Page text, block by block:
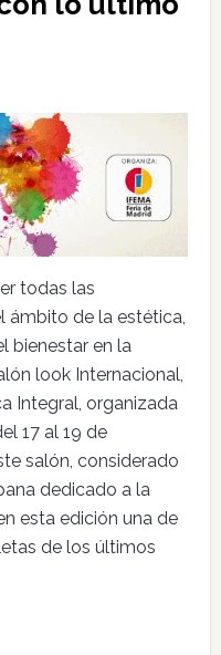
todas las
ámbito de la estética,
bienestar en la
look Internacional,
Integral, organizada
17 al 19 de
salón, considerado
dedicado a la
esta edición una de
de los últimos